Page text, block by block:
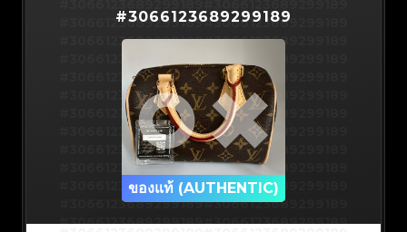
#3066123689299189#3066123689299189
#3066123689299189#3066123689299189
#3066123689299189#3066123689299189
#3066123689299189#3066123689299189
#3066123689299189#3066123689299189
#3066123689299189#3066123689299189
#3066123689299189#3066123689299189
#3066123689299189#3066123689299189
#3066123689299189#3066123689299189
#3066123689299189#3066123689299189
#3066123689299189#3066123689299189
#3066123689299189
ของแท้ (AUTHENTIC)